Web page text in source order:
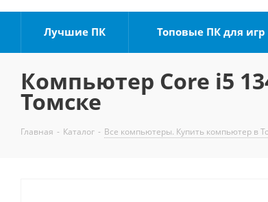
Лучшие ПК Топовые ПК для игр
Компьютер Core i5
Томске
Главная - Каталог - Все компьютеры. Купить компьютер в